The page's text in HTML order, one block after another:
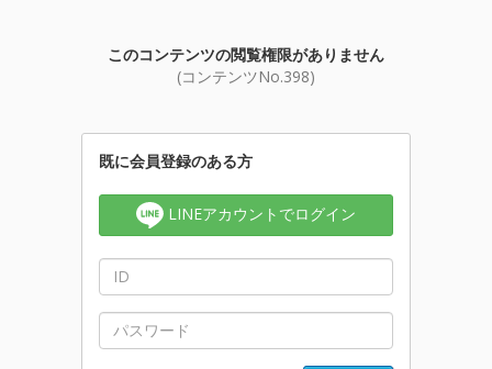
このコンテンツの閲覧権限がありません
(コンテンツNo.398)
既に会員登録のある方
LINEアカウントでログイン